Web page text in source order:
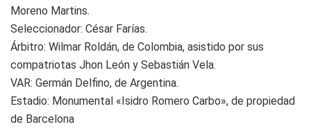
Moreno Martins.
Seleccionador: César Farías.
Árbitro: Wilmar Roldán, de Colombia, asistido por sus
compatriotas Jhon León y Sebastián Vela.
VAR: Germán Delfino, de Argentina.
Estadio: Monumental «Isidro Romero Carbo», de propiedad
de Barcelona